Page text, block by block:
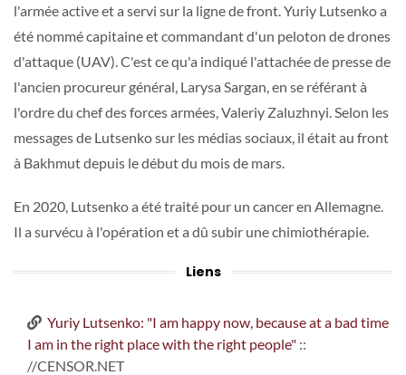
l'armée active et a servi sur la ligne de front. Yuriy Lutsenko a
été nommé capitaine et commandant d'un peloton de drones
d'attaque (UAV). C'est ce qu'a indiqué l'attachée de presse de
l'ancien procureur général, Larysa Sargan, en se référant à
l'ordre du chef des forces armées, Valeriy Zaluzhnyi. Selon les
messages de Lutsenko sur les médias sociaux, il était au front
à Bakhmut depuis le début du mois de mars.
En 2020, Lutsenko a été traité pour un cancer en Allemagne.
Il a survécu à l'opération et a dû subir une chimiothérapie.
Liens
Yuriy Lutsenko: "I am happy now, because at a bad time
I am in the right place with the right people" ::
//CENSOR.NET